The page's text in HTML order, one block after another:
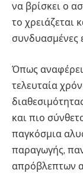
να βρίσκει ο
το χρειάζεται
συνδυασμένες
Όπως
τελευταία
και πιο
παγκόσμια
παραγωγής,
απρόβλεπτων